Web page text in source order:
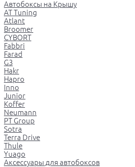
Автобоксы на Крышу
AT Tuning
Atlant
Broomer
CYBORT
Fabbri
Farad
G3
Hakr
Hapro
Inno
Junior
Koffer
Neumann
PT Group
Sotra
Terra Drive
Thule
Yuago
Аксессуары для автобоксов